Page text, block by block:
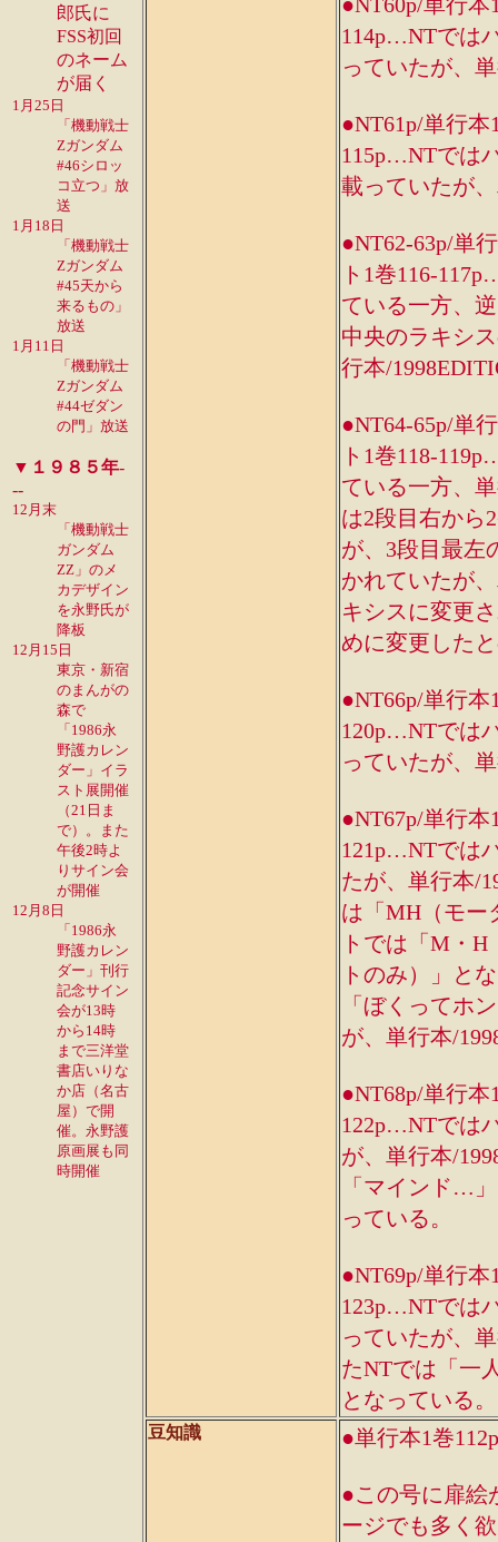
郎氏に
FSS初回
のネーム
が届く
1月25日
「機動戦士
Zガンダム
#46シロッ
コ立つ」放
送
1月18日
「機動戦士
Zガンダム
#45天から
来るもの」
放送
1月11日
「機動戦士
Zガンダム
#44ゼダン
の門」放送
▼１９８５年-
--
12月末
「機動戦士
ガンダム
ZZ」のメ
カデザイン
を永野氏が
降板
12月15日
東京・新宿
のまんがの
森で
「1986永
野護カレン
ダー」イラ
スト展開催
（21日ま
で）。また
午後2時よ
りサイン会
が開催
12月8日
「1986永
野護カレン
ダー」刊行
記念サイン
会が13時
から14時
まで三洋堂
書店いりな
か店（名古
屋）で開
催。永野護
原画展も同
時開催
●NT60p/単行本
114p…NTでは
っていたが、
●NT61p/単行本
115p…NTでは
載っていたが
●NT62-63p/単
ト1巻116-
ている一方、
中央のラキシ
行本/
●NT64-65p/単
ト1巻118-
ている一方、
は2段目右から
が、3段目最左
かれていたが
キシスに変更
めに変更した
●NT66p/単行本
120p…NTでは
っていたが、
●NT67p/単行本
121p…NTでは
たが、単行本/
は「MH（モー
トでは「M・
トのみ）」と
「ぼくってホ
が、単行本/
●NT68p/単行本
122p…NTでは
が、単行本/
「マインド…
っている。
●NT69p/単行本
123p…NTでは
っていたが、
たNTでは「一
となっている。
豆知識 ●単行本1巻
●この号に扉絵
ージでも多く